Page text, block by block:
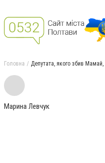
Головна Депутата, якого збив
Марина Левчук